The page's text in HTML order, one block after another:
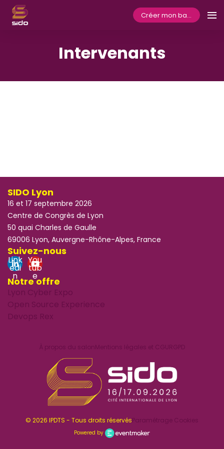
Créer mon badge
Intervenants
SIDO Lyon
16 et 17 septembre 2026
Centre de Congrès de Lyon
50 quai Charles de Gaulle
69006 Lyon, Auvergne-Rhône-Alpes, France
Suivez-nous
Link
edi
n
You
tub
e
Notre offre
Lyon Cyber Expo
Open Source Experience
Devops Rex
À propos du salonMentions légales et CGURGPD
© 2026 IPDTS - Tous droits réservésParamétrage Cookies
Powered by